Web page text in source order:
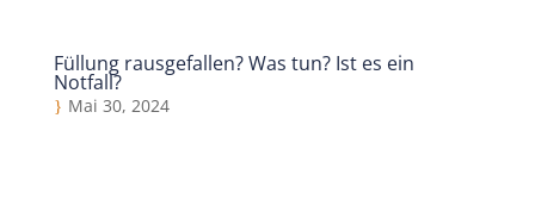
Füllung rausgefallen? Was tun? Ist es ein
Notfall?
Mai 30, 2024